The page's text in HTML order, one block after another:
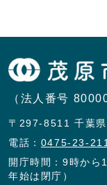
（法人番号
〒297-8511 千葉
電話： 0475-23-
開庁時間：9時から
年始は閉庁）